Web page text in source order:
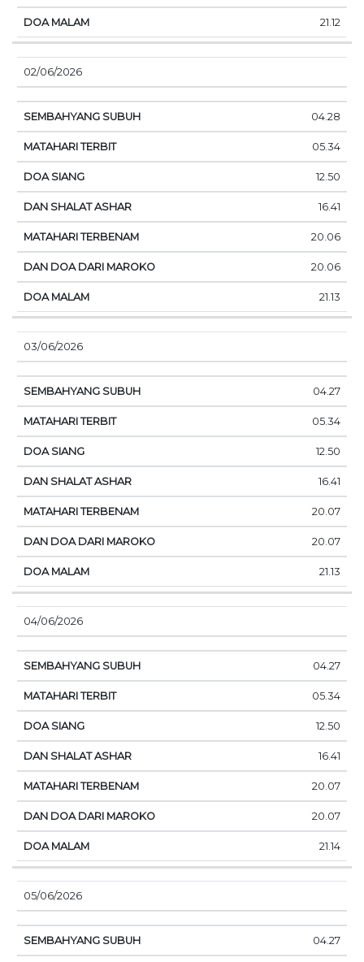
21.12
02/06/2026
04.28
05.34
12.50
16.41
20.06
20.06
21.13
03/06/2026
04.27
05.34
12.50
16.41
20.07
20.07
21.13
04/06/2026
04.27
05.34
12.50
16.41
20.07
20.07
21.14
05/06/2026
04.27